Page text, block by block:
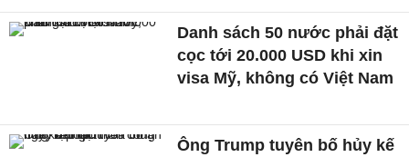
Danh sách 50 nước phải đặt
cọc tới 20.000 USD khi xin
visa Mỹ, không có Việt Nam
Ông Trump tuyên bố hủy kế